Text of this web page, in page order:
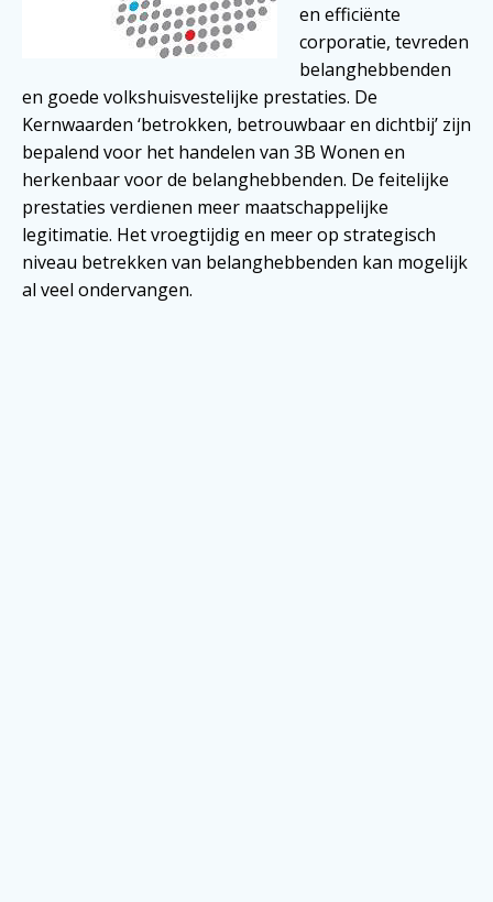
en efficiënte
corporatie, tevreden
belanghebbenden
en goede volkshuisvestelijke prestaties. De
Kernwaarden ‘betrokken, betrouwbaar en dichtbij’ zijn
bepalend voor het handelen van 3B Wonen en
herkenbaar voor de belanghebbenden. De feitelijke
prestaties verdienen meer maatschappelijke
legitimatie. Het vroegtijdig en meer op strategisch
niveau betrekken van belanghebbenden kan mogelijk
al veel ondervangen.